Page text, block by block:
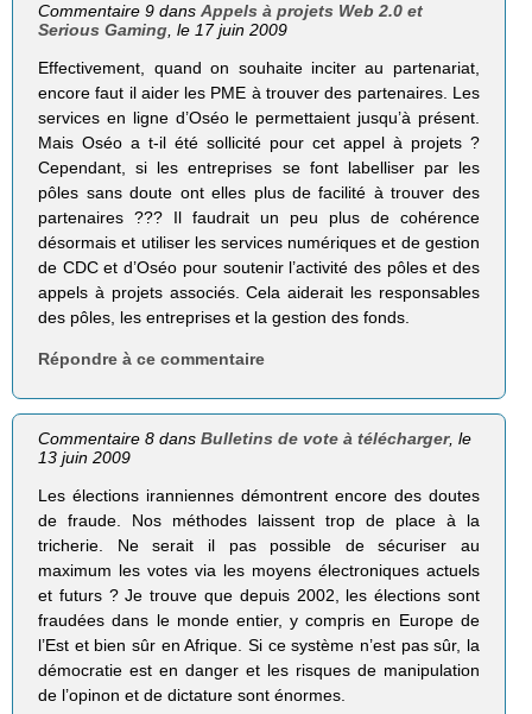
Commentaire 9 dansAppels à projets Web 2.0 et
Serious Gaming , le 17 juin 2009
Effectivement, quand on souhaite inciter au partenariat,
encore faut il aider les PME à trouver des partenaires. Les
services en ligne d’Oséo le permettaient jusqu’à présent.
Mais Oséo a t-il été sollicité pour cet appel à projets ?
Cependant, si les entreprises se font labelliser par les
pôles sans doute ont elles plus de facilité à trouver des
partenaires ??? Il faudrait un peu plus de cohérence
désormais et utiliser les services numériques et de gestion
de CDC et d’Oséo pour soutenir l’activité des pôles et des
appels à projets associés. Cela aiderait les responsables
des pôles, les entreprises et la gestion des fonds.
Répondre à ce commentaire
Commentaire 8 dansBulletins de vote à télécharger, le
13 juin 2009
Les élections iranniennes démontrent encore des doutes
de fraude. Nos méthodes laissent trop de place à la
tricherie. Ne serait il pas possible de sécuriser au
maximum les votes via les moyens électroniques actuels
et futurs ? Je trouve que depuis 2002, les élections sont
fraudées dans le monde entier, y compris en Europe de
l’Est et bien sûr en Afrique. Si ce système n’est pas sûr, la
démocratie est en danger et les risques de manipulation
de l’opinon et de dictature sont énormes.